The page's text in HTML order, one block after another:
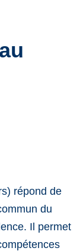
répond de
du
Il permet